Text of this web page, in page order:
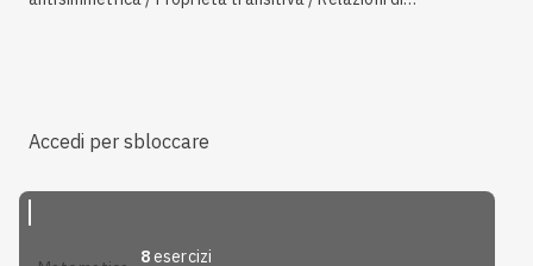
Accedi per sbloccare
8esercizi